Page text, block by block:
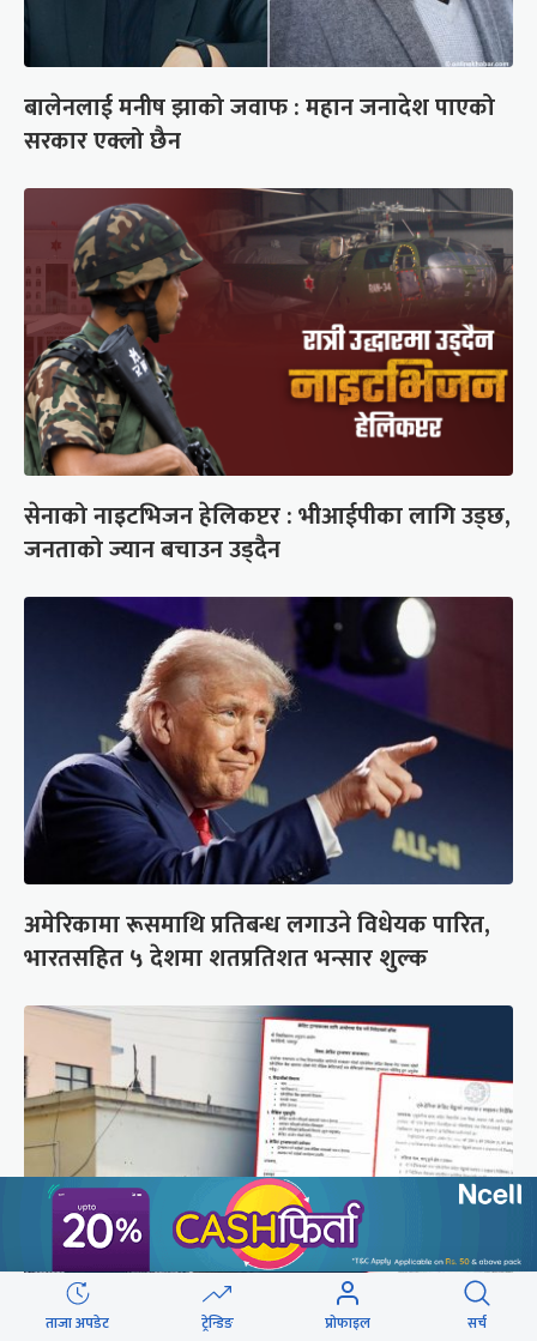
बालेनलाई मनीष झाको जवाफ : महान जनादेश पाएको
सरकार एक्लो छैन
सेनाको नाइटभिजन हेलिकप्टर : भीआईपीका लागि उड्छ,
जनताको ज्यान बचाउन उड्दैन
अमेरिकामा रूसमाथि प्रतिबन्ध लगाउने विधेयक पारित,
भारतसहित ५ देशमा शतप्रतिशत भन्सार शुल्क
ताजा अपडेट ट्रेन्डिङ प्रोफाइल सर्च